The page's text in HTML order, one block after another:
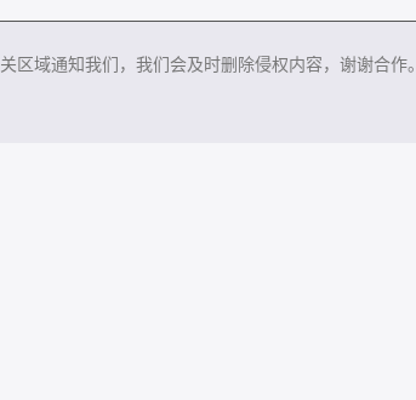
域通知我们，我们会及时删除侵权内容，谢谢合作。